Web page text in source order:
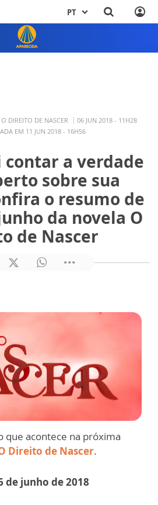
PT
DIREITO DE NASCER
06 JUN 2018 - 11H28
EM 11 JUN 2018 - 16H56
contar a verdade
sobre sua
o resumo de
da novela O
de Nascer
que acontece na próxima
Direito de Nascer.
de junho de 2018